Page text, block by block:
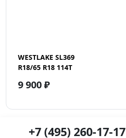
WESTLAKE SL369
R18/65 R18 114T
9 900 ₽
+7 (495) 260-17-17